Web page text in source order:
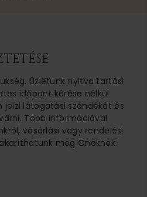
Üzletünk nyitva tartási
időpont kérése nélkül
látogatási szándékát és
Több információval
vásárlási vagy rendelési
meg Önöknek.